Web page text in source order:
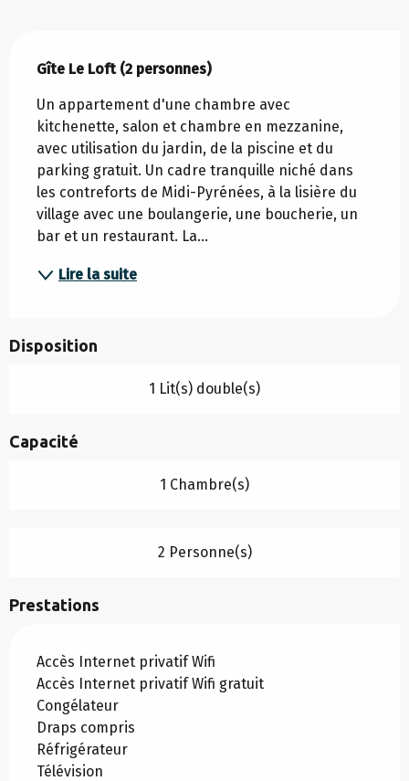
Gîte Le Loft (2 personnes)
Un appartement d'une chambre avec
kitchenette, salon et chambre en mezzanine,
avec utilisation du jardin, de la piscine et du
parking gratuit. Un cadre tranquille niché dans
les contreforts de Midi-Pyrénées, à la lisière du
village avec une boulangerie, une boucherie, un
bar et un restaurant. La...
Lire la suite
Disposition
1 Lit(s) double(s)
Capacité
1 Chambre(s)
2 Personne(s)
Prestations
Accès Internet privatif Wifi
Accès Internet privatif Wifi gratuit
Congélateur
Draps compris
Réfrigérateur
Télévision